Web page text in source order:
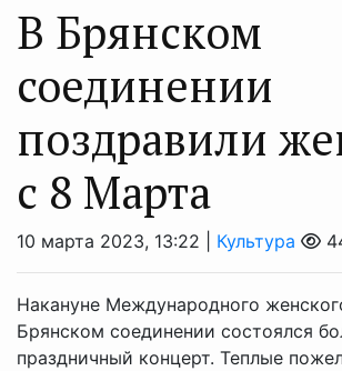
В Брянском
соединении
поздравили
с 8 Марта
10 марта 2023, 13:22 | Культура
Накануне Международного
Брянском соединении состоялся
праздничный концерт. Теплые